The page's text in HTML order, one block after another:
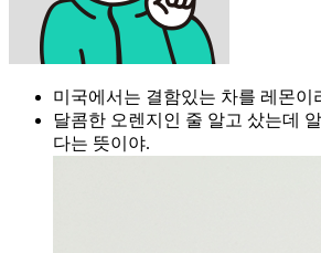
미국에서는 결함있는 차를 레몬이
달콤한 오렌지인 줄 알고 샀는데
다는 뜻이야.